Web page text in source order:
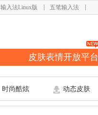
输入法Linux版 五笔输入法
皮肤表情开放平台
时尚酷炫 动态皮肤